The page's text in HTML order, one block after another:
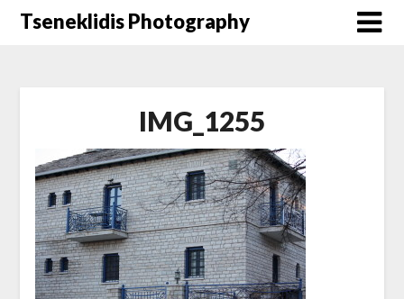
Μετάβαση
Tseneklidis Photography
IMG_1255